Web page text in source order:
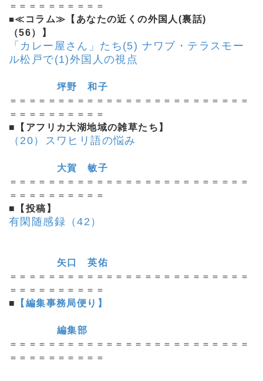
＝＝＝＝＝＝＝＝＝＝
■≪コラム≫【あなたの近くの外国人(裏話)
（56）】
「カレー屋さん」たち(5) ナワブ・テラスモー
ル松戸で(1)外国人の視点
坪野 和子
＝＝＝＝＝＝＝＝＝＝＝＝＝＝＝＝＝＝＝＝＝＝＝＝＝
＝＝＝＝＝＝＝＝＝＝
■【アフリカ大湖地域の雑草たち】
（20）スワヒリ語の悩み
大賀 敏子
＝＝＝＝＝＝＝＝＝＝＝＝＝＝＝＝＝＝＝＝＝＝＝＝＝
＝＝＝＝＝＝＝＝＝＝
■【投稿】
有閑随感録（42）
矢口 英佑
＝＝＝＝＝＝＝＝＝＝＝＝＝＝＝＝＝＝＝＝＝＝＝＝＝
＝＝＝＝＝＝＝＝＝＝
■
【編集事務局便り】
編集部
＝＝＝＝＝＝＝＝＝＝＝＝＝＝＝＝＝＝＝＝＝＝＝＝＝
＝＝＝＝＝＝＝＝＝＝